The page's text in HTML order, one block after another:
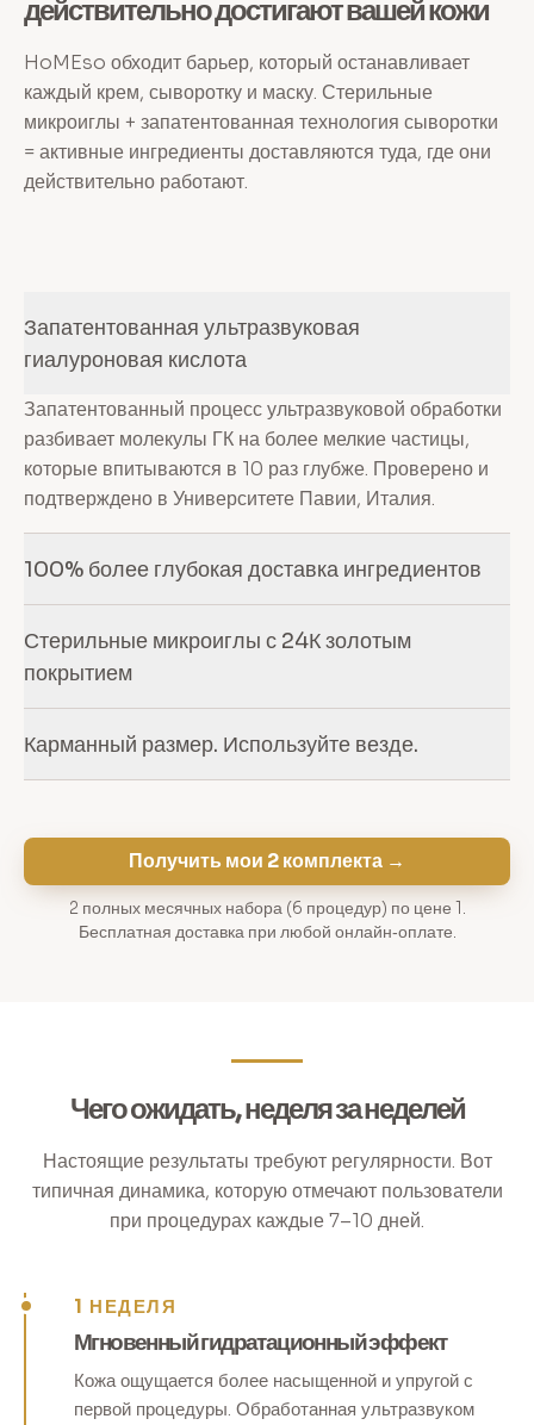
действительно достигают вашей кожи
HoMEso обходит барьер, который останавливает
каждый крем, сыворотку и маску. Стерильные
микроиглы + запатентованная технология сыворотки
= активные ингредиенты доставляются туда, где они
действительно работают.
Запатентованная ультразвуковая
гиалуроновая кислота
Запатентованный процесс ультразвуковой обработки
разбивает молекулы ГК на более мелкие частицы,
которые впитываются в 10 раз глубже. Проверено и
подтверждено в Университете Павии, Италия.
100% более глубокая доставка ингредиентов
Стерильные микроиглы с 24К золотым
покрытием
Карманный размер. Используйте везде.
Получить мои 2 комплекта →
2 полных месячных набора (6 процедур) по цене 1.
Бесплатная доставка при любой онлайн‑оплате.
Чего ожидать, неделя за неделей
Настоящие результаты требуют регулярности. Вот
типичная динамика, которую отмечают пользователи
при процедурах каждые 7–10 дней.
1 НЕДЕЛЯ
Мгновенный гидратационный эффект
Кожа ощущается более насыщенной и упругой с
первой процедуры. Обработанная ультразвуком